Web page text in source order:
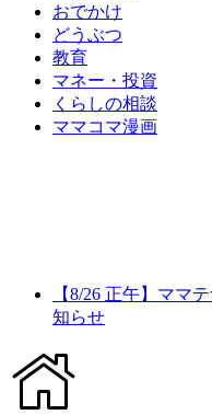
おでかけ
どうぶつ
教育
マネー・投資
くらしの相談
ママコマ漫画
【8/26 正午】ママ
知らせ